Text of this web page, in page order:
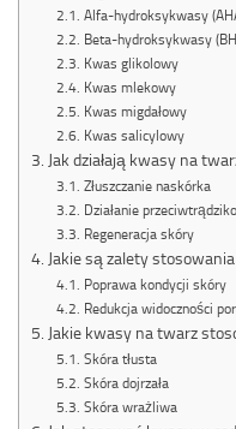
Alfa-hydroksykwasy
Beta-hydroksykwasy
Kwas glikolowy
Kwas mlekowy
Kwas migdałowy
Kwas salicylowy
Jak działają kwasy na
Złuszczanie naskórka
Działanie
Regeneracja skóry
Jakie są zalety
Poprawa kondycji skóry
Redukcja widoczności
Jakie kwasy na twarz
Skóra tłusta
Skóra dojrzała
Skóra wrażliwa